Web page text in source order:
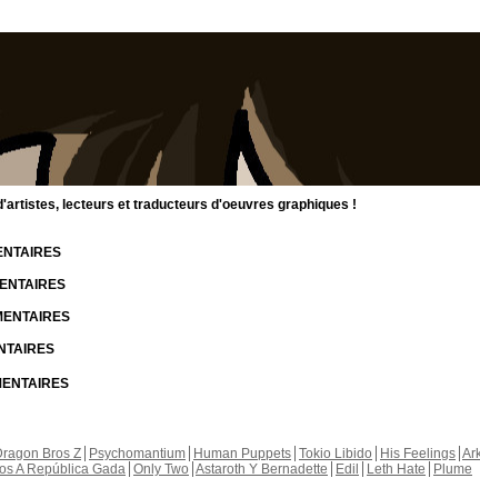
lecteurs et traducteurs d'oeuvres graphiques !
Bros Z Psychomantium Human Puppets Tokio Libido His Feelings
A República Gada Only Two Astaroth Y Bernadette Edil Leth Hate
Plume